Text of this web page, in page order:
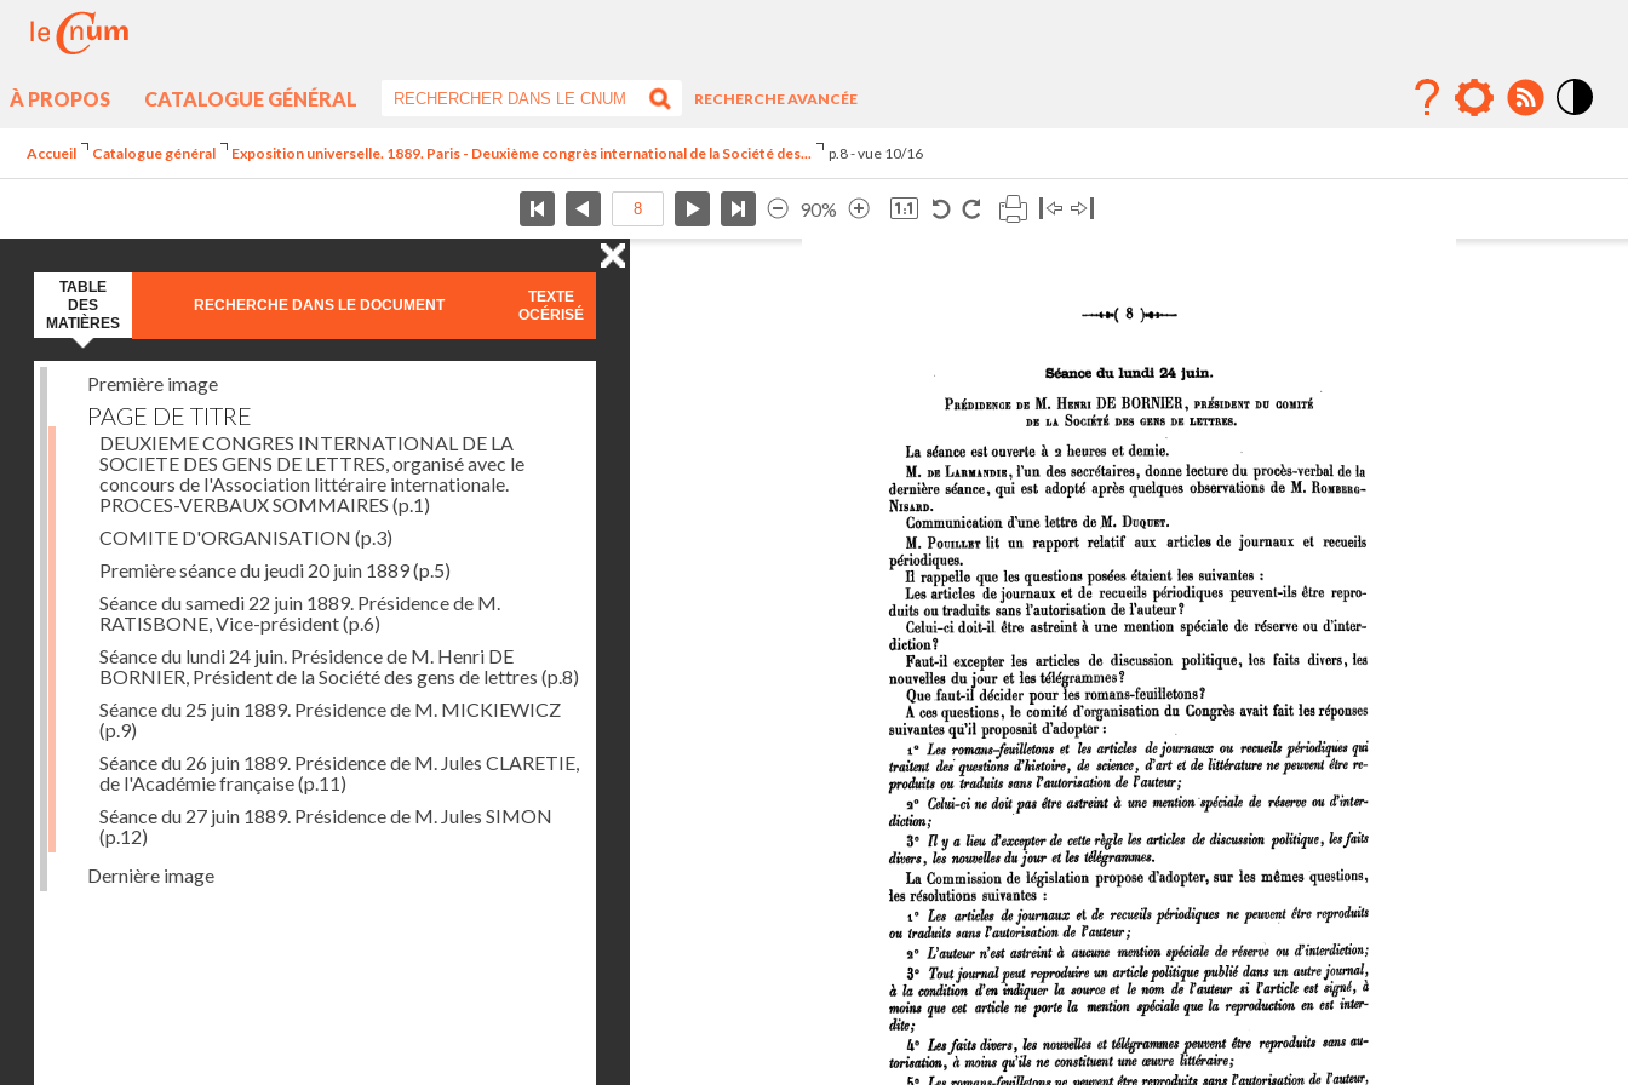
À PROPOS CATALOGUE GÉNÉRAL
RECHERCHE AVANCÉE
Accueil Catalogue général Exposition universelle. 1889. Paris - Deuxième congrès international de la Société des... p.8 - vue 10/16
90%
TABLE
DES
MATIÈRES
RECHERCHE DANS LE DOCUMENT
TEXTE
OCÉRISÉ
Première image
PAGE DE TITRE
DEUXIEME CONGRES INTERNATIONAL DE LA
SOCIETE DES GENS DE LETTRES, organisé avec le
concours de l'Association littéraire internationale.
PROCES-VERBAUX SOMMAIRES (p.1)
COMITE D'ORGANISATION (p.3)
Première séance du jeudi 20 juin 1889(p.5)
Séance du samedi 22 juin 1889. Présidence de M.
RATISBONE, Vice-président(p.6)
Séance du lundi 24 juin. Présidence de M. Henri DE
BORNIER, Président de la Société des gens de lettres (p.8)
Séance du 25 juin 1889. Présidence de M. MICKIEWICZ
(p.9)
Séance du 26 juin 1889. Présidence de M. Jules CLARETIE,
de l'Académie française(p.11)
Séance du 27 juin 1889. Présidence de M. Jules SIMON
(p.12)
Dernière image